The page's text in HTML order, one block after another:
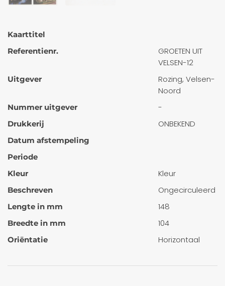
Kaarttitel
Referentienr.
GROETEN UIT
VELSEN-12
Uitgever
Rozing, Velsen-
Noord
Nummer uitgever -
Drukkerij ONBEKEND
Datum afstempeling
Periode
Kleur
Kleur
Beschreven Ongecirculeerd
Lengte in mm 148
Breedte in mm 104
Oriëntatie Horizontaal